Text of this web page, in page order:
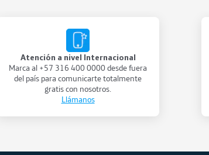
Atención a nivel Internacional
Marca al +57 316 400 0000 desde fuera
del país para comunicarte totalmente
gratis con nosotros.
Llámanos